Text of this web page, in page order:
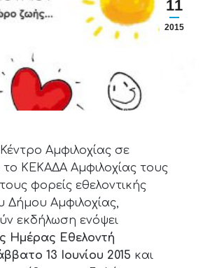
11
2015
Αμφιλοχίας σε
ΚΕΚΑΔΑ Αμφιλοχίας τους
φορείς εθελοντικής
Δήμου Αμφιλοχίας,
εκδήλωση ενόψει
Ημέρας Εθελοντή
13 Ιουνίου 2015 και